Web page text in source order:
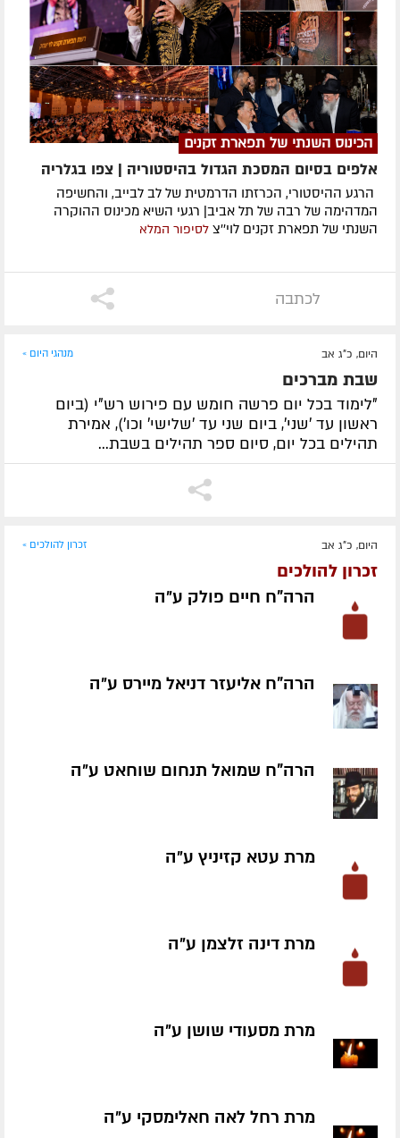
הכינוס השנתי של תפארת זקנים
אלפים בסיום המסכת הגדול בהיסטוריה | צפו בגלריה
הרגע ההיסטורי, הכרזתו הדרמטית של לב לבייב, והחשיפה
המדהימה של רבה של תל אביב| רגעי השיא מכינוס ההוקרה
השנתי של תפארת זקנים לוי''צ לסיפור המלא
לכתבה
היום, כ"ג אב מנהגי היום »
שבת מברכים
"לימוד בכל יום פרשה חומש עם פירוש רש"י (ביום
ראשון עד 'שני', ביום שני עד 'שלישי' וכו'), אמירת
תהילים בכל יום, סיום ספר תהילים בשבת...
היום, כ"ג אב זכרון להולכים »
זכרון להולכים
הרה"ח חיים פולק ע״ה
הרה"ח אליעזר דניאל מיירס ע״ה
הרה"ח שמואל תנחום שוחאט ע״ה
מרת עטא קזיניץ ע״ה
מרת דינה זלצמן ע״ה
מרת מסעודי שושן ע״ה
מרת רחל לאה חאלימסקי ע״ה